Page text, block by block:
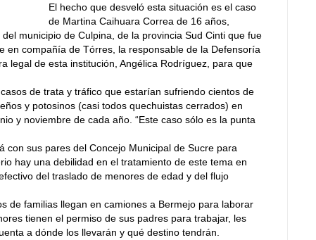
El hecho que desveló esta situación es el caso
de Martina Caihuara Correa de 16 años,
municipio de Culpina, de la provincia Sud Cinti que fue
en compañía de Tórres, la responsable de la Defensoría
legal de esta institución, Angélica Rodríguez, para que
de trata y tráfico que estarían sufriendo cientos de
y potosinos (casi todos quechuistas cerrados) en
y noviembre de cada año. “Este caso sólo es la punta
con sus pares del Concejo Municipal de Sucre para
hay una debilidad en el tratamiento de este tema en
del traslado de menores de edad y del flujo
de familias llegan en camiones a Bermejo para laborar
tienen el permiso de sus padres para trabajar, les
a dónde los llevarán y qué destino tendrán.